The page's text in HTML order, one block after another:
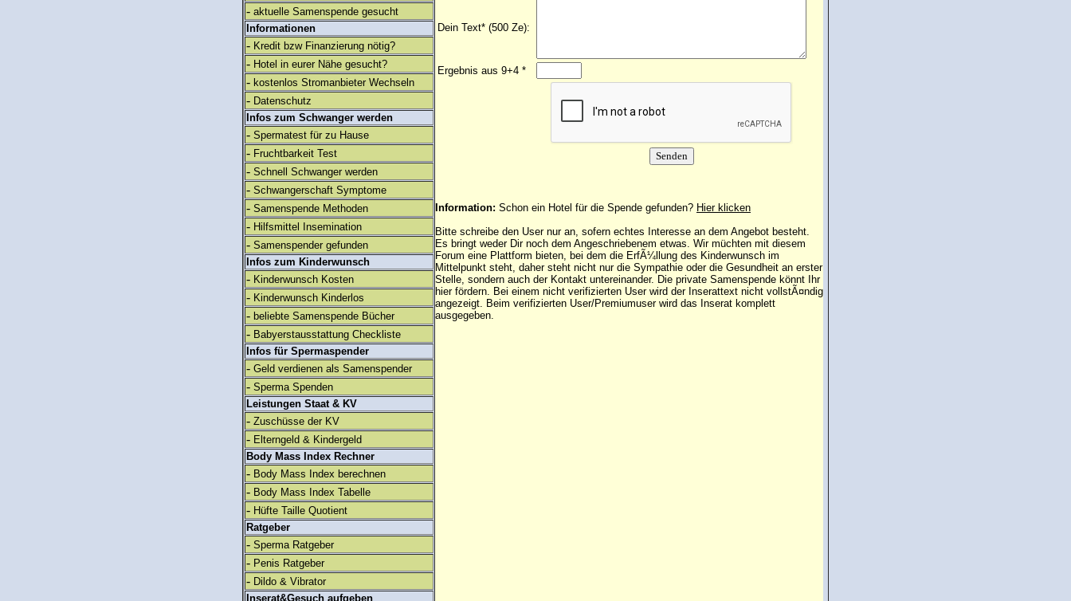
- aktuelle Samenspende gesucht
Informationen
- Kredit bzw Finanzierung nötig?
- Hotel in eurer Nähe gesucht?
- kostenlos Stromanbieter Wechseln
- Datenschutz
Infos zum Schwanger werden
- Spermatest für zu Hause
- Fruchtbarkeit Test
- Schnell Schwanger werden
- Schwangerschaft Symptome
- Samenspende Methoden
- Hilfsmittel Insemination
- Samenspender gefunden
Infos zum Kinderwunsch
- Kinderwunsch Kosten
- Kinderwunsch Kinderlos
- beliebte Samenspende Bücher
- Babyerstausstattung Checkliste
Infos für Spermaspender
- Geld verdienen als Samenspender
- Sperma Spenden
Leistungen Staat & KV
- Zuschüsse der KV
- Elterngeld & Kindergeld
Body Mass Index Rechner
- Body Mass Index berechnen
- Body Mass Index Tabelle
- Hüfte Taille Quotient
Ratgeber
- Sperma Ratgeber
- Penis Ratgeber
- Dildo & Vibrator
Inserat&Gesuch aufgeben
Dein Text* (500 Ze):
Ergebnis aus 9+4 *
Information: Schon ein Hotel für die Spende gefunden? Hier klicken
Bitte schreibe den User nur an, sofern echtes Interesse an dem Angebot besteht.
Es bringt weder Dir noch dem Angeschriebenem etwas. Wir müchten mit diesem
Forum eine Plattform bieten, bei dem die ErfÃ¼llung des Kinderwunsch im
Mittelpunkt steht, daher steht nicht nur die Sympathie oder die Gesundheit an erster
Stelle, sondern auch der Kontakt untereinander. Die private Samenspende könnt Ihr
hier fördern. Bei einem nicht verifizierten User wird der Inserattext nicht vollstÃ¤ndig
angezeigt. Beim verifizierten User/Premiumuserwird das Inserat komplett
ausgegeben.